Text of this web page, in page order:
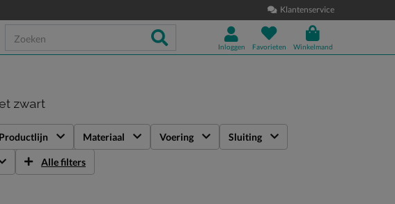
Klantenservice
Inloggen Favorieten Winkelmand
zwart
Productlijn Materiaal Voering Sluiting
Alle filters